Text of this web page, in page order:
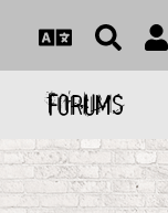
FORUMS